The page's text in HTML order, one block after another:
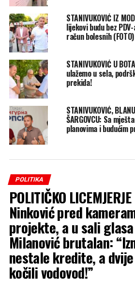
STANIVUKOVIĆ IZ
lijekovi budu bez
račun bolesnih (FOTO)
STANIVUKOVIĆ U
ulažemo u sela,
prekida!
STANIVUKOVIĆ,
ŠARGOVCU: Sa
planovima i budućim
POLITIKA
POLITIČKO
Ninković pred
projekte, a u sali glasa
Milanović brutalan:
nestale kredite, a
kočili vodovod!”